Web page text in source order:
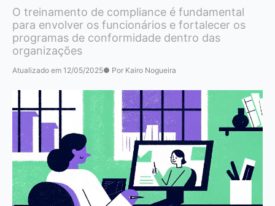
O treinamento de compliance é fundamental
para envolver os funcionários e fortalecer os
programas de conformidade dentro das
organizações
Atualizado em 12/05/2025● Por Kairo Nogueira